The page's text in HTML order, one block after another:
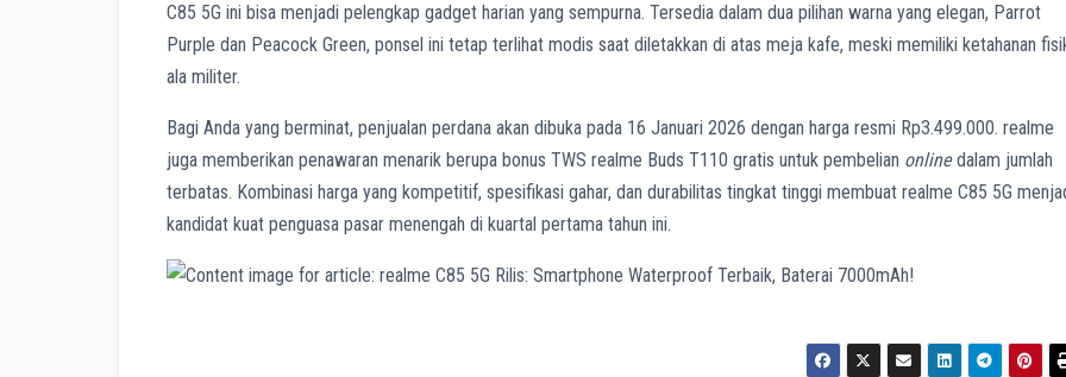
C85 5G ini bisa menjadi pelengkap gadget harian yang sempurna. Tersedia dalam dua pilihan warna yang elegan, Parrot
Purple dan Peacock Green, ponsel ini tetap terlihat modis saat diletakkan di atas meja kafe, meski memiliki ketahanan
ala militer.
Bagi Anda yang berminat, penjualan perdana akan dibuka pada 16 Januari 2026 dengan harga resmi Rp3.499.000. realme
juga memberikan penawaran menarik berupa bonus TWS realme Buds T110 gratis untuk pembelian onlinedalam jumlah
terbatas. Kombinasi harga yang kompetitif, spesifikasi gahar, dan durabilitas tingkat tinggi membuat realme C85 5G
kandidat kuat penguasa pasar menengah di kuartal pertama tahun ini.